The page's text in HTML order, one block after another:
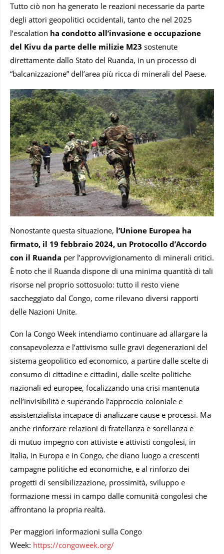
Tutto ciò non ha generato le reazioni necessarie da parte
degli attori geopolitici occidentali, tanto che nel 2025
l’escalation ha condotto all’invasione e occupazione
del Kivu da parte delle milizie M23 sostenute
direttamente dallo Stato del Ruanda, in un processo di
“balcanizzazione” dell’area più ricca di minerali del Paese.
Nonostante questa situazione, l’Unione Europea ha
firmato, il 19 febbraio 2024, un Protocollo d’Accordo
con il Ruanda per l’approvvigionamento di minerali critici.
È noto che il Ruanda dispone di una minima quantità di tali
risorse nel proprio sottosuolo: tutto il resto viene
saccheggiato dal Congo, come rilevano diversi rapporti
delle Nazioni Unite.
Con la Congo Week intendiamo continuare ad allargare la
consapevolezza e l’attivismo sulle gravi degenerazioni del
sistema geopolitico ed economico, a partire dalle scelte di
consumo di cittadine e cittadini, dalle scelte politiche
nazionali ed europee, focalizzando una crisi mantenuta
nell’invisibilità e superando l’approccio coloniale e
assistenzialista incapace di analizzare cause e processi. Ma
anche rinforzare relazioni di fratellanza e sorellanza e
di mutuo impegno con attiviste e attivisti congolesi, in
Italia, in Europa e in Congo, che diano luogo a crescenti
campagne politiche ed economiche, e al rinforzo dei
progetti di sensibilizzazione, prossimità, sviluppo e
formazione messi in campo dalle comunità congolesi che
affrontano la propria realtà.
Per maggiori informazioni sulla Congo
Week: https://congoweek.org/